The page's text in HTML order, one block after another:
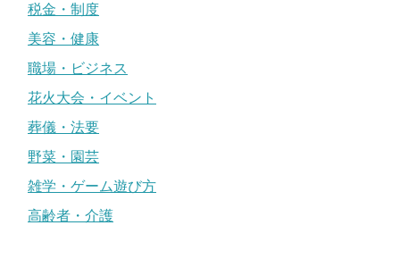
税金・制度
美容・健康
職場・ビジネス
花火大会・イベント
葬儀・法要
野菜・園芸
雑学・ゲーム遊び方
高齢者・介護